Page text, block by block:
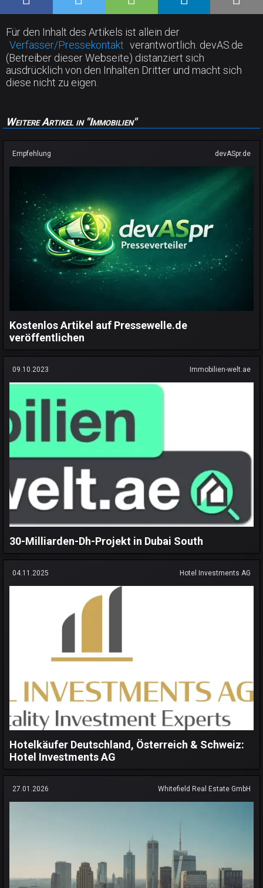
Für den Inhalt des Artikels ist allein der
Verfasser/Pressekontakt verantwortlich. devAS.de
(Betreiber dieser Webseite) distanziert sich
ausdrücklich von den Inhalten Dritter und macht sich
diese nicht zu eigen.
Weitere Artikel in "Immobilien"
Empfehlung devASpr.de
Kostenlos Artikel auf Pressewelle.de
veröffentlichen
09.10.2023 Immobilien-welt.ae
30-Milliarden-Dh-Projekt in Dubai South
04.11.2025 Hotel Investments AG
Hotelkäufer Deutschland, Österreich & Schweiz:
Hotel Investments AG
27.01.2026 Whitefield Real Estate GmbH